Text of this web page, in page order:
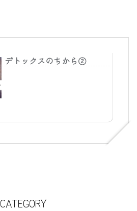
デトックスのちから②
CATEGORY